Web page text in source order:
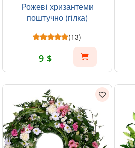
Рожеві хризантеми
поштучно (гілка)
(13)
9 $